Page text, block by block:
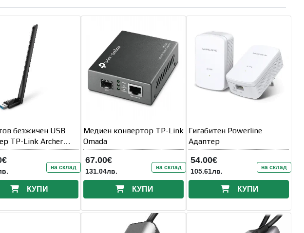
безжичен USB
TP-Link Archer
AC1300
на склад
КУПИ
Медиен конвертор TP-Link
Omada
67.00€
131.04лв. на склад
КУПИ
Гигабитен Powerline
Адаптер
54.00€
105.61лв. на склад
КУПИ